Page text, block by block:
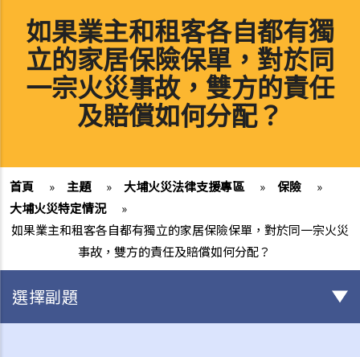
如果業主和租客各自都有獨
立的家居保險保單，對於同
一宗火災事故，雙方的責任
及賠償如何分配？
首頁 » 主題 » 大埔火災法律支援專區 » 保險
»
大埔火災特定情況
»
如果業主和租客各自都有獨立的家居保險保單，對於同一宗火災
事故，雙方的責任及賠償如何分配？
選擇副題